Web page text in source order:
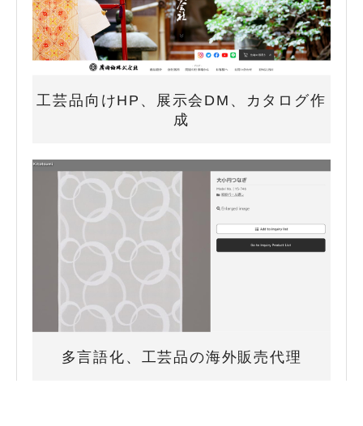
工芸品向けHP、展示会DM、カタログ作
成
多言語化、工芸品の海外販売代理